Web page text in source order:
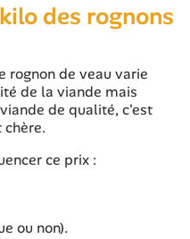
des rognons
rognon de veau varie
de la viande mais
de qualité, c'est
ce prix :
ou non).